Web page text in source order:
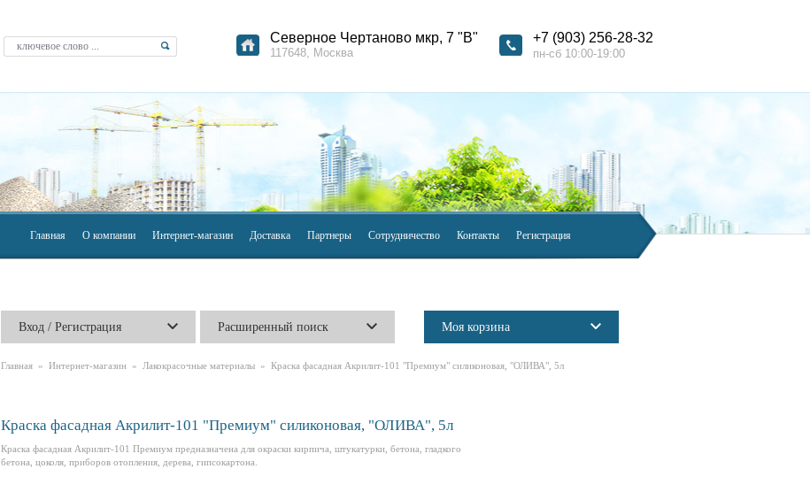
Северное Чертаново мкр, 7 "В"
117648, Москва
+7 (903) 256-28-32
пн-сб 10:00-19:00
Главная О компании Интернет-магазин Доставка Партнеры Сотрудничество Контакты Регистрация
Вход / Регистрация Расширенный поиск Моя корзина
Главная » Интернет-магазин » Лакокрасочные материалы » Краска фасадная Акрилит-101 "Премиум" силиконовая, "ОЛИВА", 5л
Краска фасадная Акрилит-101 "Премиум" силиконовая, "ОЛИВА", 5л
Краска фасадная Акрилит-101 Премиум предназначена для окраски кирпича, штукатурки, бетона, гладкого
бетона, цоколя, приборов отопления, дерева, гипсокартона.